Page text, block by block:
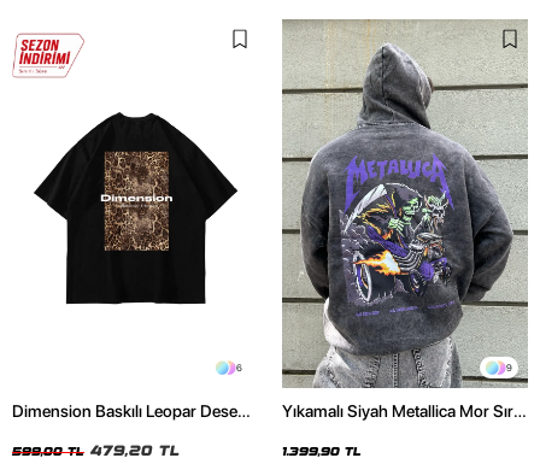
6
Dimension Baskılı Leopar Desenli
599,00 TL 479,20 TL
9
Yıkamalı Siyah Metallica Mor Sırt
1.399,90 TL